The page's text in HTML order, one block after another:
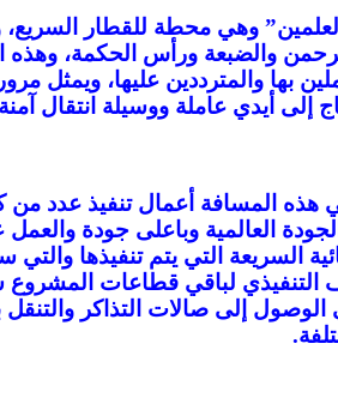
وهي محطة للقطار السريع،
والضبعة ورأس الحكمة،
بها والمترددين عليها، ويمثل
إلى أيدي عاملة ووسيلة انتقال
هذه المسافة أعمال تنفيذ عدد
الجودة العالمية وباعلى جودة
السريعة التي يتم تنفيذها
التنفيذي لباقي قطاعات
إلى صالات التذاكر والتنقل